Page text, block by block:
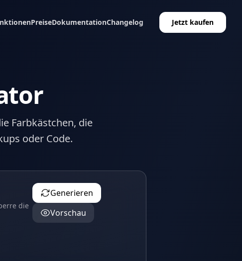
PreiseDokumentationChangelog Jetzt kaufen
Farbkästchen, die
oder Code.
die
Generieren
Vorschau